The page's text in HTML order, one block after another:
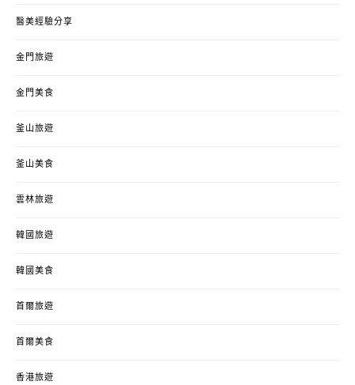
醫美經驗分享
金門旅遊
金門美食
釜山旅遊
釜山美食
雲林旅遊
韓國旅遊
韓國美食
首爾旅遊
首爾美食
香港旅遊